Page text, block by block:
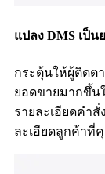
แปลง DMS เป็
กระตุ้นให้ผู้ติดต
ยอดขายมากขึ้นใ
รายละเอียดคำ
ละเอียดลูกค้าที่คุ